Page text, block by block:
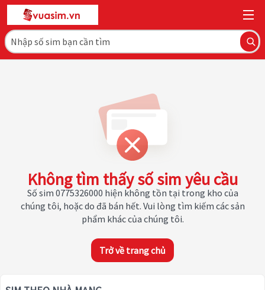
Không tìm thấy số sim yêu cầu
Số sim 0775326000 hiện không tồn tại trong kho của
chúng tôi, hoặc do đã bán hết. Vui lòng tìm kiếm các sản
phẩm khác của chúng tôi.
Trở về trang chủ